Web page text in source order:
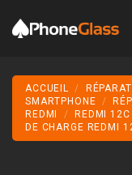
ACCUEIL
SMARTPHONE
REDMI
REDMI 12C
DE CHARGE REDMI